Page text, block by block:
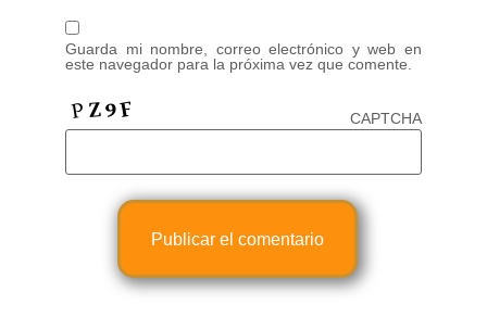
Guarda mi nombre, correo electrónico y web en
este navegador para la próxima vez que comente.
CAPTCHA